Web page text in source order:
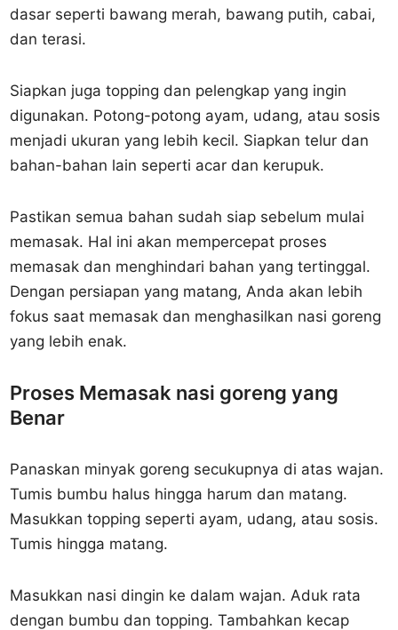
dasar seperti bawang merah, bawang putih, cabai,
dan terasi.
Siapkan juga topping dan pelengkap yang ingin
digunakan. Potong-potong ayam, udang, atau sosis
menjadi ukuran yang lebih kecil. Siapkan telur dan
bahan-bahan lain seperti acar dan kerupuk.
Pastikan semua bahan sudah siap sebelum mulai
memasak. Hal ini akan mempercepat proses
memasak dan menghindari bahan yang tertinggal.
Dengan persiapan yang matang, Anda akan lebih
fokus saat memasak dan menghasilkan nasi goreng
yang lebih enak.
Proses Memasak nasi goreng yang
Benar
Panaskan minyak goreng secukupnya di atas wajan.
Tumis bumbu halus hingga harum dan matang.
Masukkan topping seperti ayam, udang, atau sosis.
Tumis hingga matang.
Masukkan nasi dingin ke dalam wajan. Aduk rata
dengan bumbu dan topping. Tambahkan kecap